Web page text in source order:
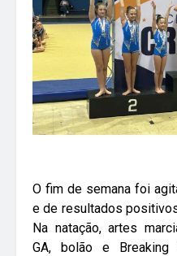
O fim de semana foi
e de resultados
Na natação, artes
GA, bolão e Breaking